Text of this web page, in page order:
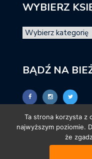
WYBIERZ
BĄDŹ NA
Ta strona korzysta z
najwyższym poziomie.
że